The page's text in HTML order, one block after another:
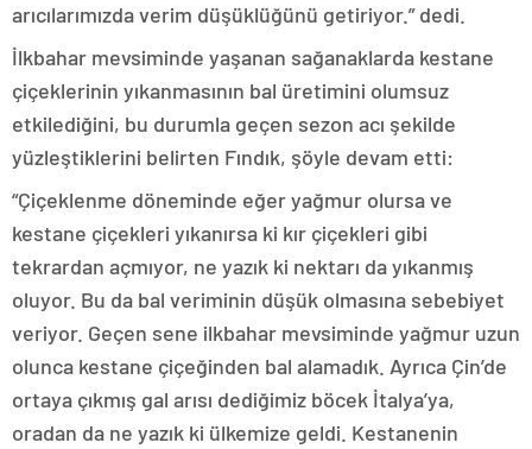
arıcılarımızda verim düşüklüğünü getiriyor.” dedi.
İlkbahar mevsiminde yaşanan sağanaklarda kestane
çiçeklerinin yıkanmasının bal üretimini olumsuz
etkilediğini, bu durumla geçen sezon acı şekilde
yüzleştiklerini belirten Fındık, şöyle devam etti:
“Çiçeklenme döneminde eğer yağmur olursa ve
kestane çiçekleri yıkanırsa ki kır çiçekleri gibi
tekrardan açmıyor, ne yazık ki nektarı da yıkanmış
oluyor. Bu da bal veriminin düşük olmasına sebebiyet
veriyor. Geçen sene ilkbahar mevsiminde yağmur uzun
olunca kestane çiçeğinden bal alamadık. Ayrıca Çin’de
ortaya çıkmış gal arısı dediğimiz böcek İtalya’ya,
oradan da ne yazık ki ülkemize geldi. Kestanenin